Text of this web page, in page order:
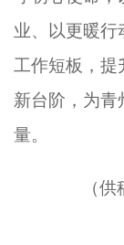
业、以更暖行
工作短板，提
新台阶，为青
量。
（供